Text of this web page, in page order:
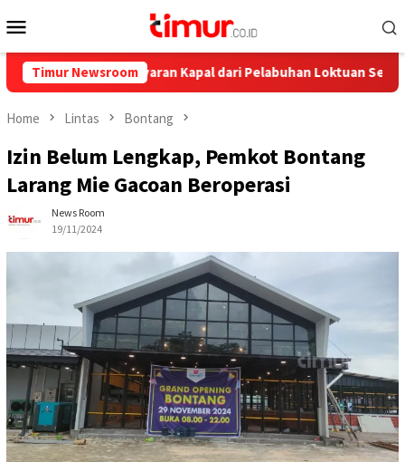
to
Menu
Timur Newsroom
Ini Pelayaran Kapal dari Pelabuhan Loktuan Selama Juli 2026
Home Lintas Bontang
Izin Belum Lengkap, Pemkot Bontang
Larang Mie Gacoan Beroperasi
News Room
19/11/2024